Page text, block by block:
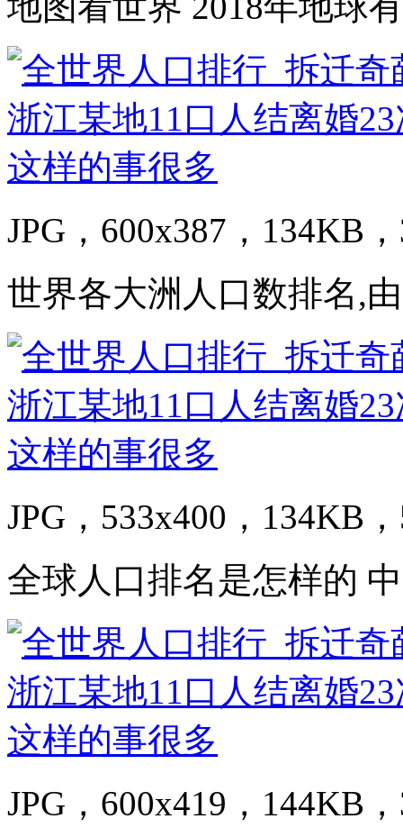
JPG，600x387，134KB
世界各大洲人口数排名,
JPG，533x400，134KB
全球人口排名是怎样的
JPG，600x419，144KB